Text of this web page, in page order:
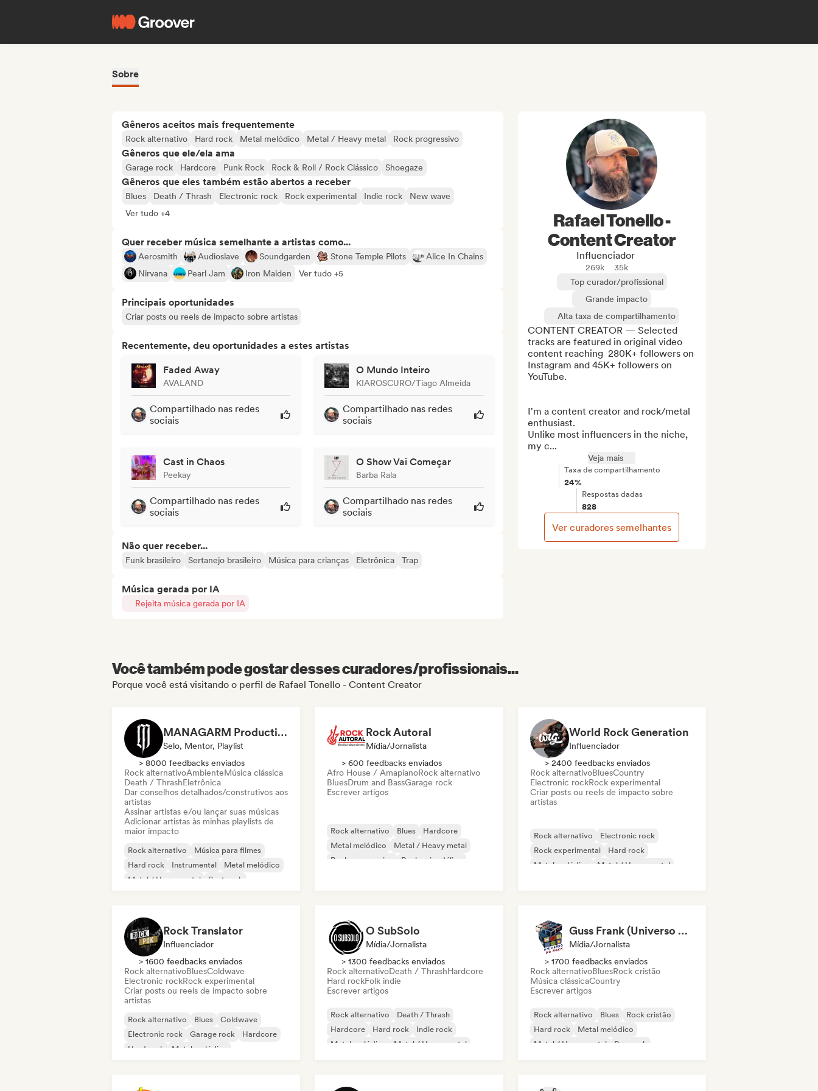
Sobre
Gêneros aceitos mais frequentemente
Rock alternativo Hard rock Metal melódico Metal / Heavy metal Rock progressivo
Gêneros que ele/ela ama
Garage rock Hardcore Punk Rock Rock & Roll / Rock Clássico Shoegaze
Gêneros que eles também estão abertos a receber
Blues Death / Thrash Electronic rock Rock experimental Indie rock
New wave
Ver tudo +4
Quer receber música semelhante a artistas como...
Aerosmith Audioslave Soundgarden Stone Temple Pilots
Alice In Chains
Nirvana
Pearl Jam Iron Maiden Ver tudo +5
Principais oportunidades
Criar posts ou reels de impacto sobre artistas
Recentemente, deu oportunidades a estes artistas
Faded Away
AVALAND
Compartilhado nas redes
sociais
O Mundo Inteiro
KIAROSCURO/Tiago Almeida
Compartilhado nas redes
sociais
Cast in Chaos
Peekay
Compartilhado nas redes
sociais
O Show Vai Começar
Barba Rala
Compartilhado nas redes
sociais
Não quer receber...
Funk brasileiro Sertanejo brasileiro Música para crianças Eletrônica Trap
Música gerada por IA
Rejeita música gerada por IA
Rafael Tonello -
Content Creator
Influenciador
269k
35k
Top curador/profissional
Grande impacto
Alta taxa de compartilhamento
CONTENT CREATOR — Selected
tracks are featured in original video
content reaching  280K+ followers on
Instagram and 45K+ followers on
YouTube.
I'm a content creator and rock/metal
enthusiast.
Unlike most influencers in the niche,
my c...
Veja mais
Taxa de compartilhamento
24%
Respostas dadas
828
Ver curadores semelhantes
Você também pode gostar desses curadores/profissionais...
Porque você está visitando o perfil de Rafael Tonello - Content Creator
MANAGARM Productions
Selo, Mentor, Playlist
> 8000 feedbacks enviados
Rock alternativoAmbienteMúsica clássica
Death / ThrashEletrônica
Dar conselhos detalhados/construtivos aos
artistas
Assinar artistas e/ou lançar suas músicas
Adicionar artistas às minhas playlists de
maior impacto
Rock alternativo
Música para filmes
Hard rock
Instrumental
Metal melódico
Metal / Heavy metal
Post rock
Rock Autoral
Mídia/Jornalista
> 600 feedbacks enviados
Afro House / AmapianoRock alternativo
BluesDrum and BassGarage rock
Escrever artigos
Rock alternativo Blues
Hardcore
Metal melódico
Metal / Heavy metal
Rock progressivo
Rock psicodélico
World Rock Generation
Influenciador
> 2400 feedbacks enviados
Rock alternativoBluesCountry
Electronic rockRock experimental
Criar posts ou reels de impacto sobre
artistas
Rock alternativo
Electronic rock
Rock experimental
Hard rock
Metal melódico
Metal / Heavy metal
Rock Translator
Influenciador
> 1600 feedbacks enviados
Rock alternativoBluesColdwave
Electronic rockRock experimental
Criar posts ou reels de impacto sobre
artistas
Rock alternativo Blues
Coldwave
Electronic rock
Garage rock
Hardcore
Hard rock
Metal melódico
O SubSolo
Mídia/Jornalista
> 1300 feedbacks enviados
Rock alternativoDeath / ThrashHardcore
Hard rockFolk indie
Escrever artigos
Rock alternativo
Death / Thrash
Hardcore
Hard rock
Indie rock
Metal melódico
Metal / Heavy metal
Guss Frank (Universo do Rock)
Mídia/Jornalista
> 1700 feedbacks enviados
Rock alternativoBluesRock cristão
Música clássicaCountry
Escrever artigos
Rock alternativo Blues
Rock cristão
Hard rock
Metal melódico
Metal / Heavy metal
Pop rock